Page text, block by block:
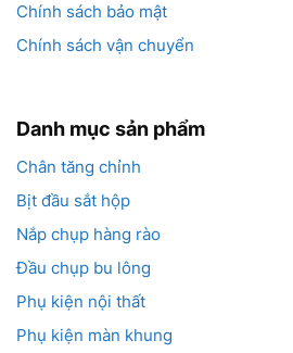
Chính sách bảo mật
Chính sách vận chuyển
Danh mục sản phẩm
Chân tăng chỉnh
Bịt đầu sắt hộp
Nắp chụp hàng rào
Đầu chụp bu lông
Phụ kiện nội thất
Phụ kiện màn khung